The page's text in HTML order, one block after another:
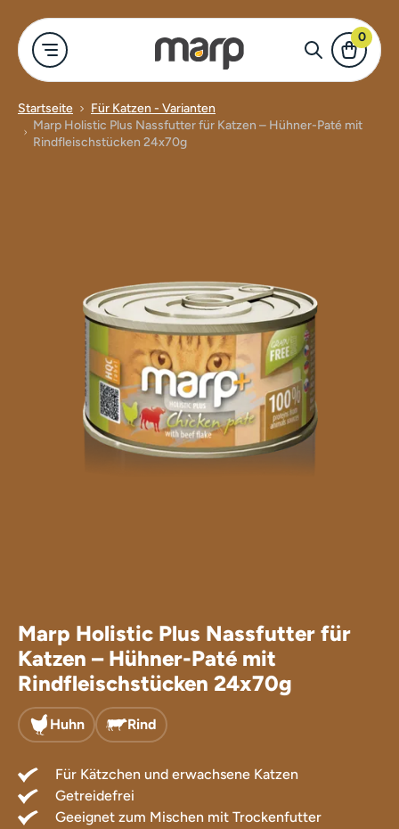
0
Alles anzeigen
Marp Natural
Nassfutter
Leckerlis für
Für Katzen
Leckerlis für
Startseite
Für Katzen - Varianten
Marp Holistic Plus Nassfutter für Katzen – Hühner-Paté mit
Rindfleischstücken 24x70g
Marp Holistic Plus Nassfutter für
Katzen – Hühner-Paté mit
Rindfleischstücken 24x70g
Huhn Rind
Für Kätzchen und erwachsene Katzen
Getreidefrei
Geeignet zum Mischen mit Trockenfutter